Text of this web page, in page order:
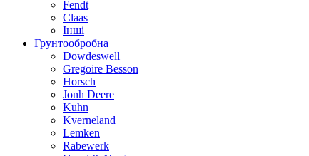
Fendt
Claas
Інші
Грунтообробна
Dowdeswell
Gregoire Besson
Horsch
Jonh Deere
Kuhn
Kverneland
Lemken
Rabewerk